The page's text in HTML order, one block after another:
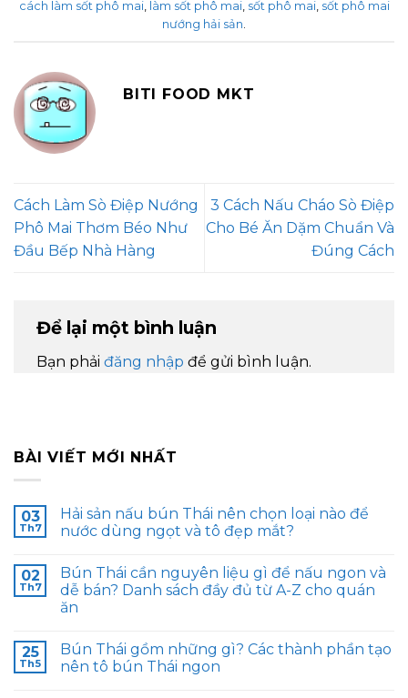
cách làm sốt phô mai, làm sốt phô mai, sốt phô mai, sốt phô mai
nướng hải sản
BITI FOOD MKT
Cách Làm Sò Điệp Nướng
Phô Mai Thơm Béo Như
Đầu Bếp Nhà Hàng
3 Cách Nấu Cháo Sò Điệp
Cho Bé Ăn Dặm Chuẩn Và
Đúng Cách
Để lại một bình luận
Bạn phải đăng nhập để gửi bình luận.
BÀI VIẾT MỚI NHẤT
03
Th7
Hải sản nấu bún Thái nên chọn loại nào để
nước dùng ngọt và tô đẹp mắt?
02
Th7
Bún Thái cần nguyên liệu gì để nấu ngon và
dễ bán? Danh sách đầy đủ từ A-Z cho quán
ăn
25
Th5
Bún Thái gồm những gì? Các thành phần tạo
nên tô bún Thái ngon